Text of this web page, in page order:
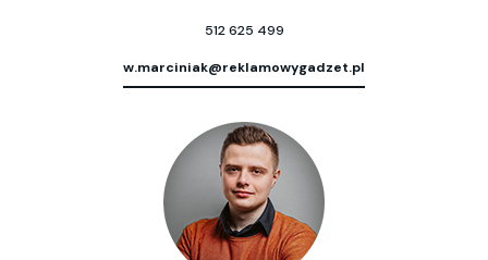
512 625 499
w.marciniak@reklamowygadzet.pl